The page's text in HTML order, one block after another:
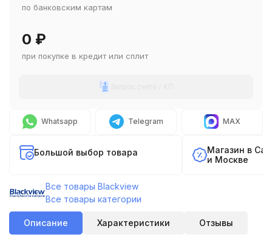
по банковским картам
0 ₽
при покупке в кредит или сплит
Whatsapp Telegram MAX
Большой выбор товара
Магазин в
и Москве
Все товары Blackview
Все товары категории
Описание Характеристики Отзывы